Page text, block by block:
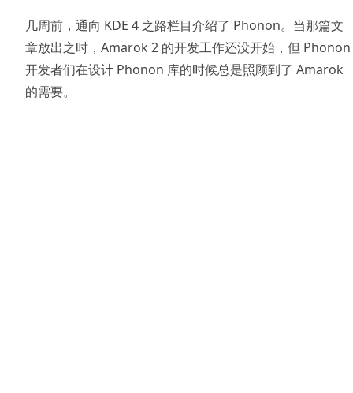
几周前，通向 KDE 4 之路栏目介绍了 Phonon。当那篇文
章放出之时，Amarok 2 的开发工作还没开始，但 Phonon
开发者们在设计 Phonon 库的时候总是照顾到了 Amarok
的需要。